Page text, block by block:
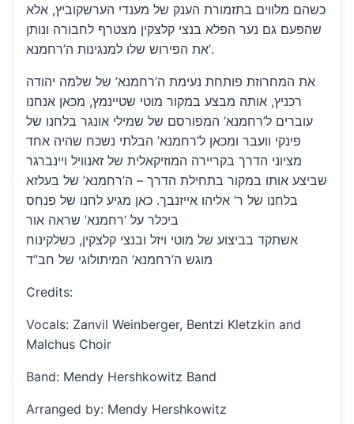
כשהם מלווים בתזמורת הענק של מענדי הערשקוביץ, אלא
שהפעם גם נער הפלא בנצי קלצקין מצטרף לחבורה ונותן
את הפירוש שלו למנגינות ה’רחמנא’.
את המחרוזת פותחת נעימת ה’רחמנא’ של שלמה יהודה
רכניץ, אותה מבצע במקור מוטי שטיינמץ, מכאן אנחנו
עוברים ל’רחמנא’ המפורסם של שמילי אונגר בלחנו של
פינקי וועבר ומכאן ל’רחמנא’ הבלתי נשכח שהיה אחד
מציוני הדרך בקריירה המוזיקאלית של זאנוויל ויינברגר
שביצע אותו במקור בתחילת הדרך – ה’רחמנא’ של בעלזא
בלחנו של ר’ אליהו אייזנבך. כאן מגיע לחנו של פנחס
ביכלר על ‘רחמנא’ שראה אור
אשתקד בביצוע של מוטי ויזל ובנצי קלצקין, כשלקינוח
מוגש ה’רחמנא’ המיתולוגי של חב”ד
Credits:
Vocals: Zanvil Weinberger, Bentzi Kletzkin and
Malchus Choir
Band: Mendy Hershkowitz Band
Arranged by: Mendy Hershkowitz